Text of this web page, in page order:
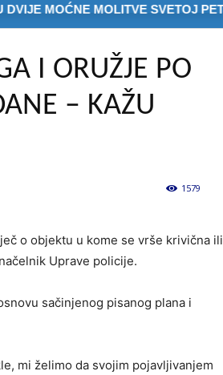
MOĆNE MOLITVE SVETOJ PETKI
I ORUŽJE PO
– KAŽU
1579
o objektu u kome se vrše krivična ili
Uprave policije.
sačinjenog pisanog plana i
mi želimo da svojim pojavljivanjem